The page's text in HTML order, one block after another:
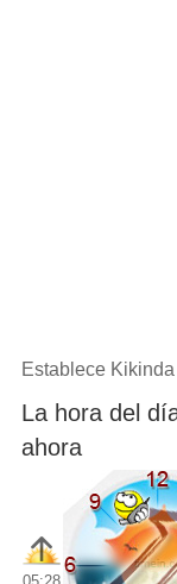
Establece
La hora del
ahora